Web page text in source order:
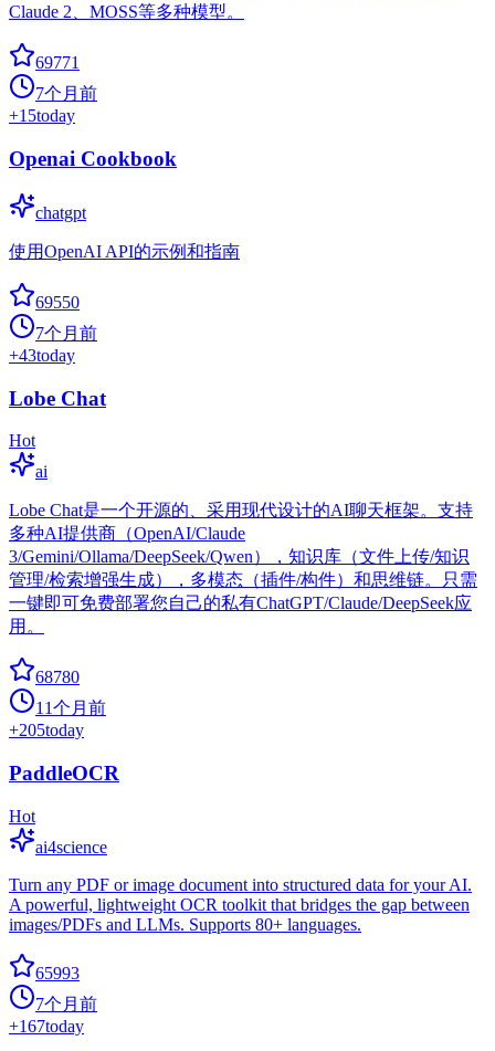
Claude 2、MOSS等多种模型。
69771
7个月前
+15today
Openai Cookbook
chatgpt
使用OpenAI API的示例和指南
69550
7个月前
+43today
Lobe Chat
Hot
ai
Lobe Chat是一个开源的、采用现代设计的AI聊天框架。支持
多种AI提供商（OpenAI/Claude
3/Gemini/Ollama/DeepSeek/Qwen），知识库（文件上传/知识
管理/检索增强生成），多模态（插件/构件）和思维链。只需
一键即可免费部署您自己的私有ChatGPT/Claude/DeepSeek应
用。
68780
11个月前
+205today
PaddleOCR
Hot
ai4science
Turn any PDF or image document into structured data for your AI.
A powerful, lightweight OCR toolkit that bridges the gap between
images/PDFs and LLMs. Supports 80+ languages.
65993
7个月前
+167today